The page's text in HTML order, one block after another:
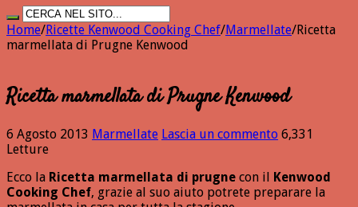
Home/Ricette Kenwood Cooking Chef/Marmellate/Ricetta
marmellata di Prugne Kenwood
Ricetta marmellata di Prugne Kenwood
6 Agosto 2013 Marmellate Lascia un commento 6,331
Letture
Ecco la Ricetta marmellata di prugne con il Kenwood
Cooking Chef, grazie al suo aiuto potrete preparare la